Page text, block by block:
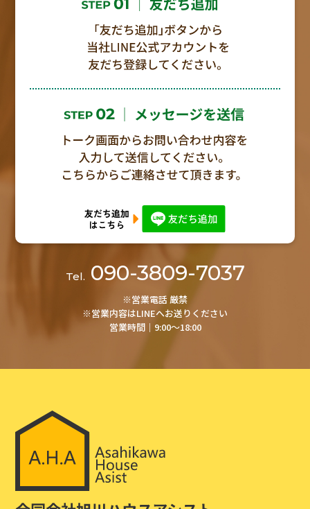
Tel. 090-3809-7037
※営業電話 厳禁
※営業内容はLINEへお送りください
営業時間│9:00～18:00